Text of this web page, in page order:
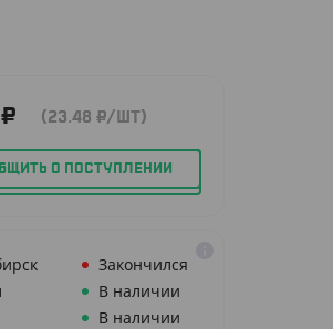
₽ (23.48 ₽/ШТ)
О ПОСТУПЛЕНИИ
Закончился
В наличии
В наличии